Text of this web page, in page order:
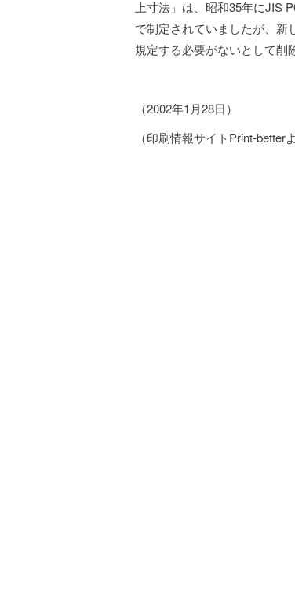
上寸法」は、昭和35年にJIS
で制定されていましたが、新
規定する必要がないとして
（2002年1月28日）
（印刷情報サイトPrint-better